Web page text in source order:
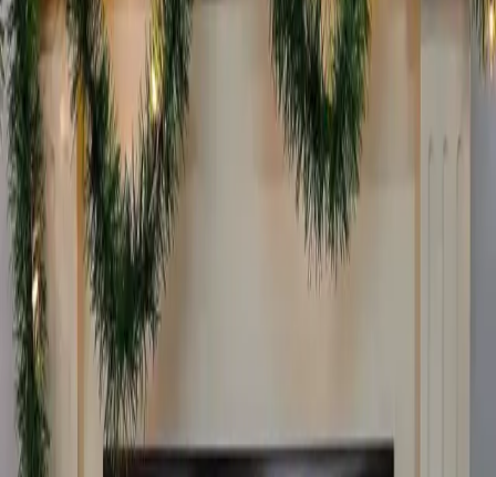
ℹ️ Sadece Trendyol'da fiyat mevcut
Gün başına✗ Hafta başına Ay başına ✗ Yıl başına
Yıl Başına Fiyatlar
Min Fiyat
148.99
Max Fiyat
187.99
Min İndirim
0.0 %
Max İndirim
10.0%
Product ID:
huzur-party-store-un-5-metre-isikli-yesil-cam-dali-seridi-
yilbasi-ve-dekorasyon-icin